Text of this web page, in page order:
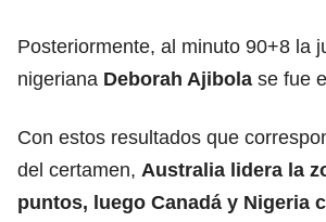
Posteriormente, al minuto 90+8 la
nigeriana Deborah Ajibola se fue
Con estos resultados que
del certamen, Australia lidera la
puntos, luego Canadá y Nigeria